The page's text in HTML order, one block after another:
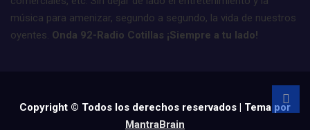
música para amenizar, segundo a segundo, la vida de nuestros
oyentes. Onda 92-Radio Cotillas ¡Siempre a tu lado!
Copyright © Todos los derechos reservados | Tema por
MantraBrain